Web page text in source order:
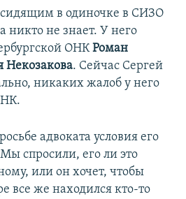
сидящим в одиночке в СИЗО
никто не знает. У него
ОНКРоман
Некозакова. Сейчас Сергей
никаких жалоб у него
адвоката условия его
спросили, его ли это
или он хочет, чтобы
все же находился кто-то